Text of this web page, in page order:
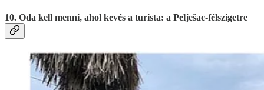
10. Oda kell menni, ahol kevés a turista: a Pelješac-félszigetre